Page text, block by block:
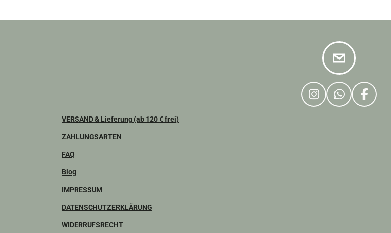
I
W
F
VERSAND & Lieferung (ab 120 € frei)
ZAHLUNGSARTEN
FAQ
Blog
IMPRESSUM
DATENSCHUTZERKLÄRUNG
WIDERRUFSRECHT